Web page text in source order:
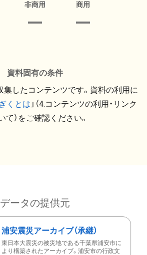
非商用 商用
資料固有の条件
集したコンテンツです。資料の利用に
くとは 」（4.コンテンツの利用・リンク
て）をご確認ください。
データの提供元
浦安震災アーカイブ（承継）
東日本大震災の被災地である千葉県浦安市に
より構築されたアーカイブ。浦安市の行政文